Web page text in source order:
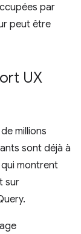
par
peut être
UX
millions
sont déjà à
montrent
sur